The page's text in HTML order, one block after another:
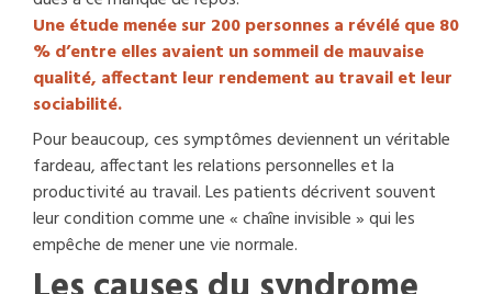
Une étude menée sur 200 personnes a révélé que 80
% d’entre elles avaient un sommeil de mauvaise
qualité, affectant leur rendement au travail et leur
sociabilité.
Pour beaucoup, ces symptômes deviennent un véritable
fardeau, affectant les relations personnelles et la
productivité au travail. Les patients décrivent souvent
leur condition comme une « chaîne invisible » qui les
empêche de mener une vie normale.